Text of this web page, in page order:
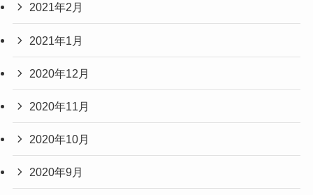
2021年2月
2021年1月
2020年12月
2020年11月
2020年10月
2020年9月